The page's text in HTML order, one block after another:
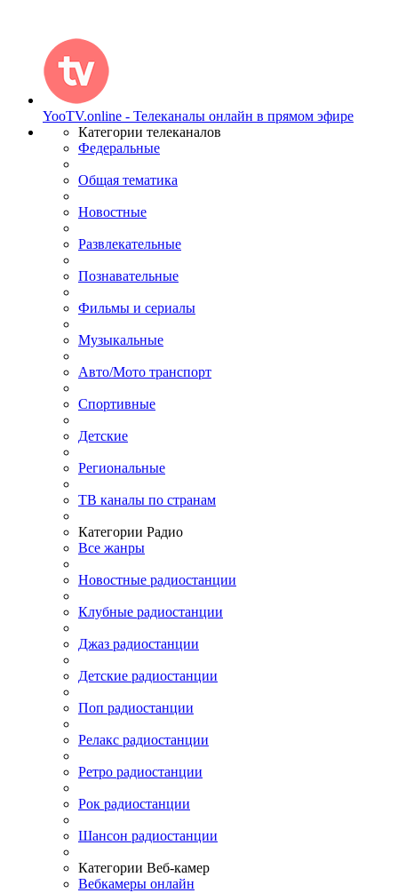
YooTV.online - Телеканалы онлайн в прямом эфире
Категории телеканалов
Федеральные
Общая тематика
Новостные
Развлекательные
Познавательные
Фильмы и сериалы
Музыкальные
Авто/Мото транспорт
Спортивные
Детские
Региональные
ТВ каналы по странам
Категории Радио
Все жанры
Новостные радиостанции
Клубные радиостанции
Джаз радиостанции
Детские радиостанции
Поп радиостанции
Релакс радиостанции
Ретро радиостанции
Рок радиостанции
Шансон радиостанции
Категории Веб-камер
Вебкамеры онлайн